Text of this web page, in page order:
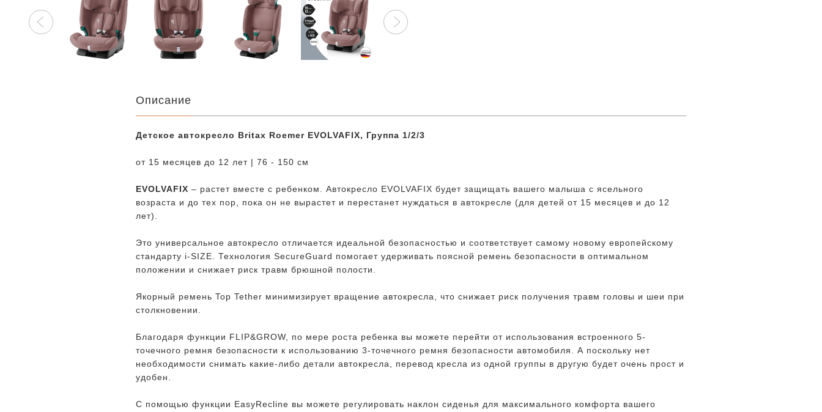
Описание
Детское автокресло Britax Roemer EVOLVAFIX, Группа 1/2/3
от 15 месяцев до 12 лет | 76 - 150 см
EVOLVAFIX – растет вместе с ребенком. Автокресло EVOLVAFIX будет защищать вашего малыша с ясельного
возраста и до тех пор, пока он не вырастет и перестанет нуждаться в автокресле (для детей от 15 месяцев и до 12
лет).
Это универсальное автокресло отличается идеальной безопасностью и соответствует самому новому европейскому
стандарту i-SIZE. Технология SecureGuard помогает удерживать поясной ремень безопасности в оптимальном
положении и снижает риск травм брюшной полости.
Якорный ремень Top Tether минимизирует вращение автокресла, что снижает риск получения травм головы и шеи при
столкновении.
Благодаря функции FLIP&GROW, по мере роста ребенка вы можете перейти от использования встроенного 5-
точечного ремня безопасности к использованию 3-точечного ремня безопасности автомобиля. А поскольку нет
необходимости снимать какие-либо детали автокресла, перевод кресла из одной группы в другую будет очень прост и
удобен.
С помощью функции EasyRecline вы можете регулировать наклон сиденья для максимального комфорта вашего